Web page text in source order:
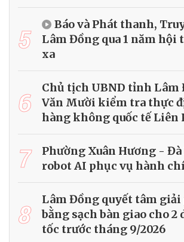
5
Báo và Phát thanh,
Lâm Đồng qua 1 năm hội
xa
6
Chủ tịch UBND tỉnh Lâm
Văn Mười kiểm tra thực
hàng không quốc tế Liên
7
Phường Xuân Hương - Đà
robot AI phục vụ hành
8
Lâm Đồng quyết tâm
bằng sạch bàn giao cho 2
tốc trước tháng 9/2026